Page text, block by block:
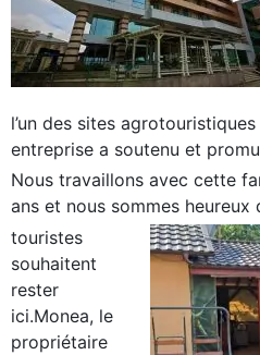
l’un des sites
entreprise a soutenu et
Nous travaillons avec cette
ans et nous sommes
touristes
souhaitent
rester
ici.Monea, le
propriétaire